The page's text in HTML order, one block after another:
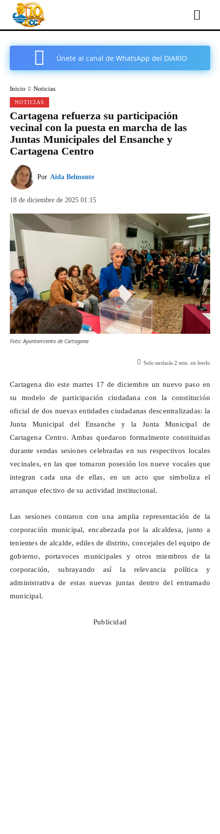
Únete al canal de WhatsApp del DIARIO
Inicio Noticias
NOTICIAS
Cartagena refuerza su participación
vecinal con la puesta en marcha de las
Juntas Municipales del Ensanche y
Cartagena Centro
Por Aida Belmonte
18 de diciembre de 2025 01:15
Foto: Ayuntamiento de Cartagena
Solo tardarás 2 min. en leerlo
Cartagena dio este martes 17 de diciembre un nuevo paso en
su modelo de participación ciudadana con la constitución
oficial de dos nuevas entidades ciudadanas descentralizadas: la
Junta Municipal del Ensanche y la Junta Municipal de
Cartagena Centro. Ambas quedaron formalmente constituidas
durante sendas sesiones celebradas en sus respectivos locales
vecinales, en las que tomaron posesión los nueve vocales que
integran cada una de ellas, en un acto que simboliza el
arranque efectivo de su actividad institucional.
Las sesiones contaron con una amplia representación de la
corporación municipal, encabezada por la alcaldesa, junto a
tenientes de alcalde, ediles de distrito, concejales del equipo de
gobierno, portavoces municipales y otros miembros de la
corporación, subrayando así la relevancia política y
administrativa de estas nuevas juntas dentro del entramado
municipal.
Publicidad